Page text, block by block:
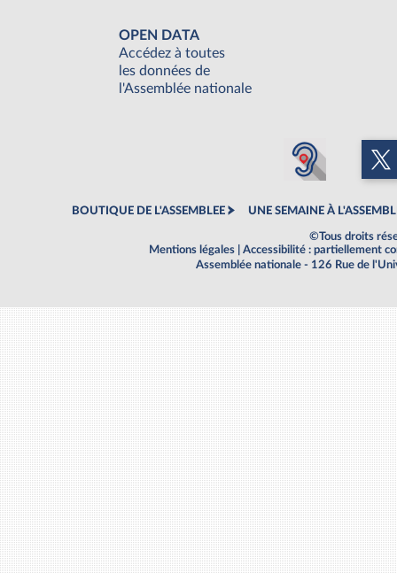
OPEN DATA
Accédez à toutes
les données de
l'Assemblée nationale
BOUTIQUE DE L'ASSEMBLEE UNE SEMAINE À
©Tous droits
Mentions légales
Accessibilité : partiellement
Assemblée nationale - 126 Rue de